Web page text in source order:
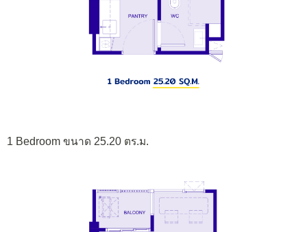
1 Bedroom ขนาด 25.20 ตร.ม.